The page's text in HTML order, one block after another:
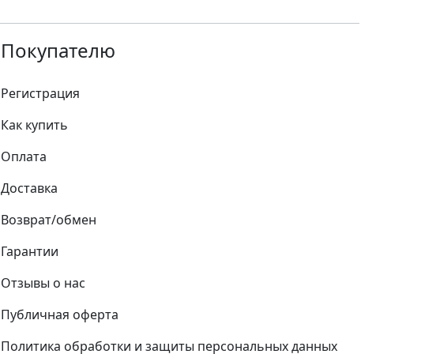
Покупателю
Регистрация
Как купить
Оплата
Доставка
Возврат/обмен
Гарантии
Отзывы о нас
Публичная оферта
Политика обработки и защиты персональных данных